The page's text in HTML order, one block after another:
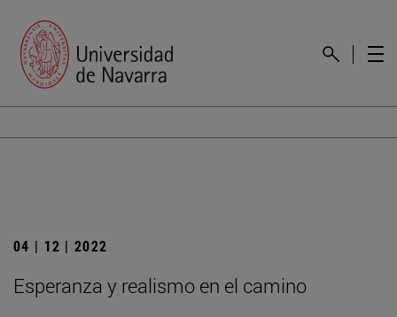
04 | 12 | 2022
Esperanza y realismo en el camino